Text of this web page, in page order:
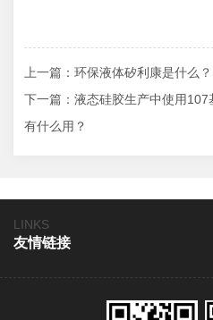
上一篇 ：环保液体矽利康是什么？
下一篇 ：液态硅胶生产中使用107
有什么用？
LINKS
友情链接